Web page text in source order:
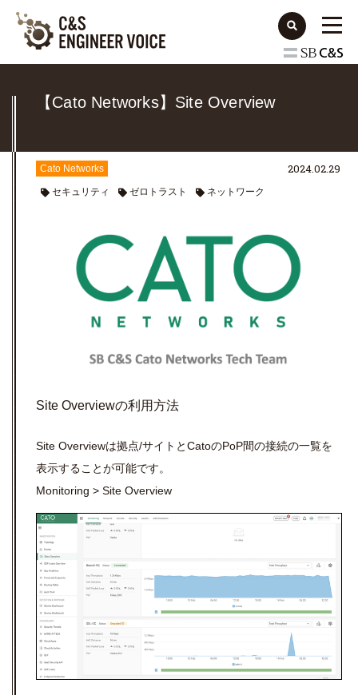
【Cato Networks】Site Overview
Cato Networks
セキュリティ ゼロトラスト ネットワーク
2024.02.29
Site Overviewの利用方法
Site Overviewは拠点/サイトとCatoのPoP間の接続の一覧を
表示することが可能です。
Monitoring > Site Overview